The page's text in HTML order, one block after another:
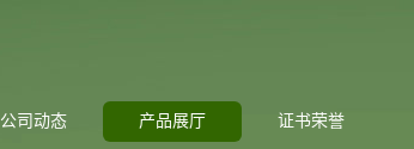
公司动态 产品展厅 证书荣誉